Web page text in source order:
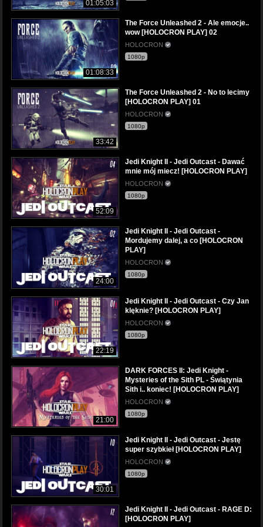
01:05:03
01:08:33
The Force Unleashed 2 - Ale emocje..
wow [HOLOCRON PLAY] 02
HOLOCRON
1080p
33:42
The Force Unleashed 2 - No to lecimy
[HOLOCRON PLAY] 01
HOLOCRON
1080p
52:09
Jedi Knight II - Jedi Outcast - Dawać
mnie mój miecz! [HOLOCRON PLAY]
HOLOCRON
1080p
24:00
Jedi Knight II - Jedi Outcast -
Mordujemy dalej, a co [HOLOCRON
PLAY]
HOLOCRON
1080p
22:19
Jedi Knight II - Jedi Outcast - Czy Jan
klęknie? [HOLOCRON PLAY]
HOLOCRON
1080p
21:00
DARK FORCES II: Jedi Knight -
Mysteries of the Sith PL - Świątynia
Sith i.. koniec! [HOLOCRON PLAY]
HOLOCRON
1080p
30:01
Jedi Knight II - Jedi Outcast - Jestę
super szybkieł [HOLOCRON PLAY]
HOLOCRON
1080p
Jedi Knight II - Jedi Outcast - RAGE D:
[HOLOCRON PLAY]